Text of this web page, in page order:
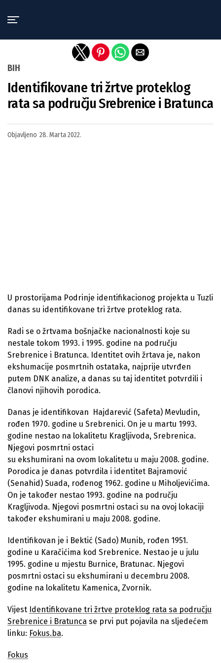
BIH
Identifikovane tri žrtve proteklog
rata sa području Srebrenice i Bratunca
Objavljeno 28. Marta 2022.
U prostorijama Podrinje identifikacionog projekta u Tuzli
danas su identifikovane tri žrtve proteklog rata.
Radi se o žrtvama bošnjačke nacionalnosti koje su
nestale tokom 1993. i 1995. godine na području
Srebrenice i Bratunca. Identitet ovih žrtava je, nakon
ekshumacije posmrtnih ostataka, najprije utvrđen
putem DNK analize, a danas su taj identitet potvrdili i
članovi njihovih porodica.
Danas je identifikovan Hajdarević (Safeta) Mevludin,
rođen 1970. godine u Srebrenici. On je u martu 1993.
godine nestao na lokalitetu Kragljivoda, Srebrenica.
Njegovi posmrtni ostaci
su ekshumirani na ovom lokalitetu u maju 2008. godine.
Porodica je danas potvrdila i identitet Bajramović
(Senahid) Suada, rođenog 1962. godine u Miholjevićima.
On je također nestao 1993. godine na području
Kragljivoda. Njegovi posmrtni ostaci su na ovoj lokaciji
također ekshumirani u maju 2008. godine.
Identifikovan je i Bektić (Sado) Munib, rođen 1951.
godine u Karačićima kod Srebrenice. Nestao je u julu
1995. godine u mjestu Burnice, Bratunac. Njegovi
posmrtni ostaci su ekshumirani u decembru 2008.
godine na lokalitetu Kamenica, Zvornik.
Vijest Identifikovane tri žrtve proteklog rata sa području
Srebrenice i Bratunca se prvi put pojavila na sljedećem
linku: Fokus.ba.
Fokus